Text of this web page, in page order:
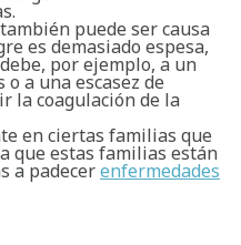
puede ser causa
es demasiado espesa,
por ejemplo, a un
a una escasez de
la coagulación de la
en ciertas familias que
que estas familias están
a padecerenfermedades